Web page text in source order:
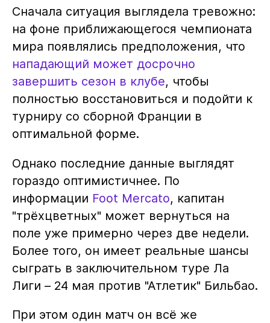
Сначала ситуация выглядела тревожно:
на фоне приближающегося чемпионата
мира появлялись предположения, что
нападающий может досрочно
завершить сезон в клубе, чтобы
полностью восстановиться и подойти к
турниру со сборной Франции в
оптимальной форме.
Однако последние данные выглядят
гораздо оптимистичнее. По
информации Foot Mercato, капитан
"трёхцветных" может вернуться на
поле уже примерно через две недели.
Более того, он имеет реальные шансы
сыграть в заключительном туре Ла
Лиги – 24 мая против "Атлетик" Бильбао.
При этом один матч он всё же